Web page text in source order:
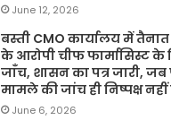
June 12, 2026
बस्ती CMO कार्यालय में तैनात
के आरोपी चीफ फार्मासिस्ट
जाँच, शासन का पत्र जारी, जब
मामले की जांच ही निष्पक्ष
June 6, 2026